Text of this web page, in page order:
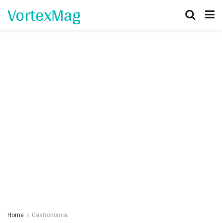
VortexMag
Home Gastronomia